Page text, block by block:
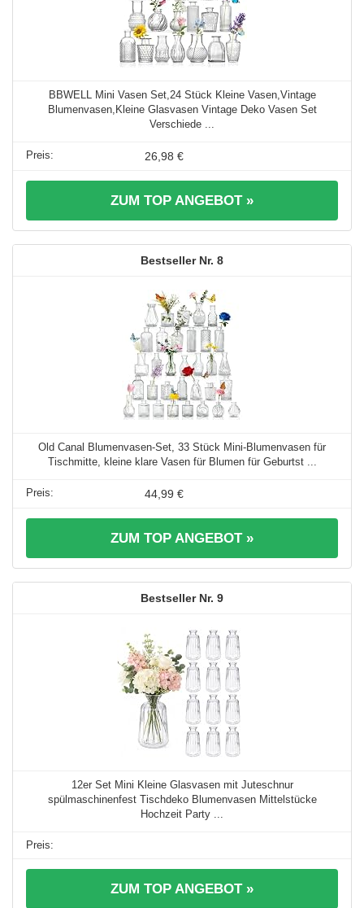
BBWELL Mini Vasen Set,24 Stück Kleine Vasen,Vintage
Blumenvasen,Kleine Glasvasen Vintage Deko Vasen Set
Verschiede ...
26,98 €
ZUM TOP ANGEBOT »
8
Old Canal Blumenvasen-Set, 33 Stück Mini-Blumenvasen für
Tischmitte, kleine klare Vasen für Blumen für Geburtst ...
44,99 €
ZUM TOP ANGEBOT »
9
12er Set Mini Kleine Glasvasen mit Juteschnur
spülmaschinenfest Tischdeko Blumenvasen Mittelstücke
Hochzeit Party ...
ZUM TOP ANGEBOT »